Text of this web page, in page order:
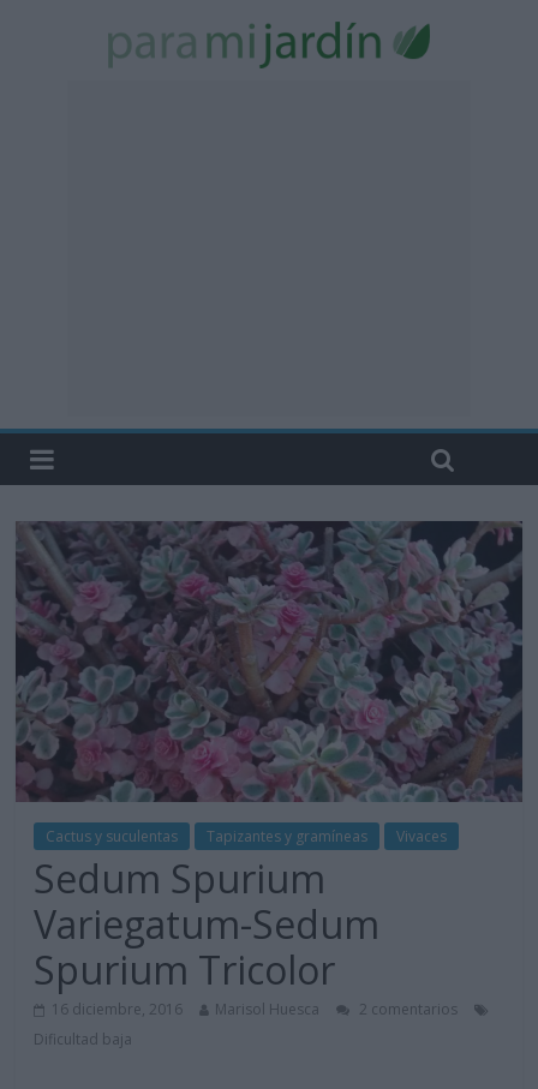
Cactus y suculentas Tapizantes y gramíneas Vivaces
Sedum Spurium
Variegatum-Sedum
Spurium Tricolor
16 diciembre, 2016 Marisol Huesca
2 comentarios
Dificultad baja